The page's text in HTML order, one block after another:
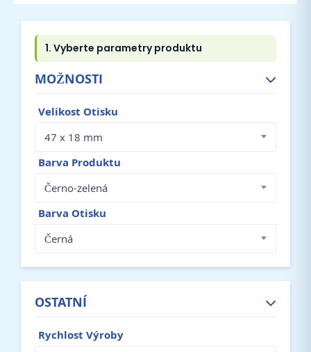
MOŽNOSTI
Velikost Otisku
47 x 18 mm
Barva Produktu
Černo-zelená
Barva Otisku
Černá
OSTATNÍ
Rychlost Výroby